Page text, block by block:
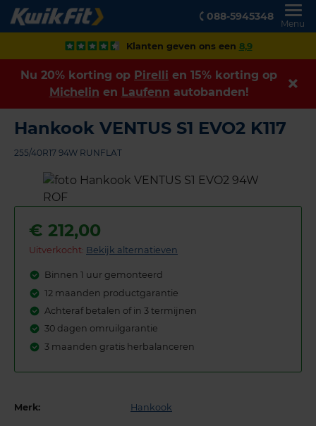
088-5945348
Menu
Klanten geven ons een 8,9
Nu 20% korting op Pirelli en 15% korting op
Michelin en Laufenn autobanden!
Hankook VENTUS S1 EVO2 K117
255/40R17 94W RUNFLAT
€ 212,00
Uitverkocht: Bekijk alternatieven
Binnen 1 uur gemonteerd
12 maanden productgarantie
Achteraf betalen of in 3 termijnen
30 dagen omruilgarantie
3 maanden gratis herbalanceren
Merk: Hankook